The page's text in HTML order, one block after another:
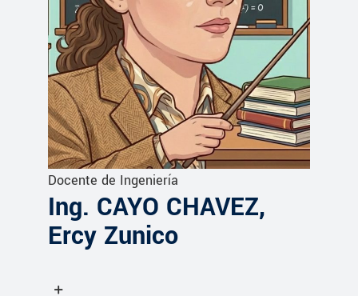
Docente de Ingeniería
Ing. CAYO CHAVEZ,
Ercy Zunico